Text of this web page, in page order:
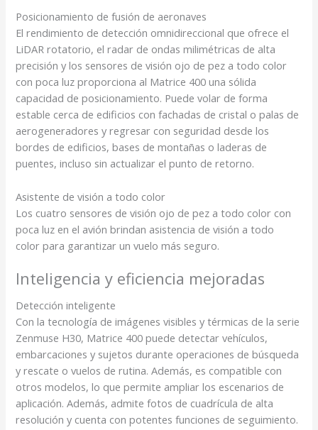
Posicionamiento de fusión de aeronaves
El rendimiento de detección omnidireccional que ofrece el
LiDAR rotatorio, el radar de ondas milimétricas de alta
precisión y los sensores de visión ojo de pez a todo color
con poca luz proporciona al Matrice 400 una sólida
capacidad de posicionamiento. Puede volar de forma
estable cerca de edificios con fachadas de cristal o palas de
aerogeneradores y regresar con seguridad desde los
bordes de edificios, bases de montañas o laderas de
puentes, incluso sin actualizar el punto de retorno.
Asistente de visión a todo color
Los cuatro sensores de visión ojo de pez a todo color con
poca luz en el avión brindan asistencia de visión a todo
color para garantizar un vuelo más seguro.
Inteligencia y eficiencia mejoradas
Detección inteligente
Con la tecnología de imágenes visibles y térmicas de la serie
Zenmuse H30, Matrice 400 puede detectar vehículos,
embarcaciones y sujetos durante operaciones de búsqueda
y rescate o vuelos de rutina. Además, es compatible con
otros modelos, lo que permite ampliar los escenarios de
aplicación. Además, admite fotos de cuadrícula de alta
resolución y cuenta con potentes funciones de seguimiento.